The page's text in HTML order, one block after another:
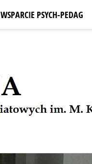
WSPARCIE PSYCH-PEDAG